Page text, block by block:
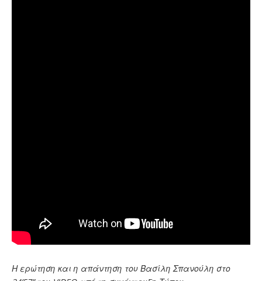
Η ερώτηση και η απάντηση του Βασίλη Σπανούλη στο